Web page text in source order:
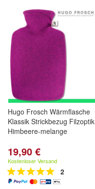
Hugo Frosch Wärmflasche
Klassik Strickbezug Filzoptik
Himbeere-melange
19,90 €
Kostenloser Versand
2